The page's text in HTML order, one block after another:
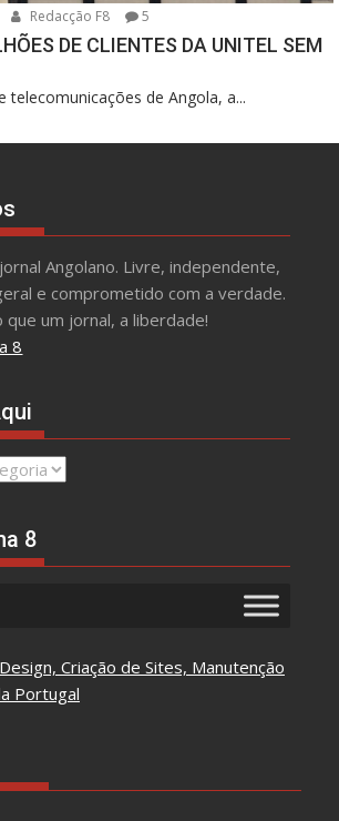
Redacção F8 5
DE CLIENTES DA UNITEL SEM
telecomunicações de Angola, a...
Angolano. Livre, independente,
e comprometido com a verdade.
que um jornal, a liberdade!
8
8
Criação de Sites, Manutenção
Portugal